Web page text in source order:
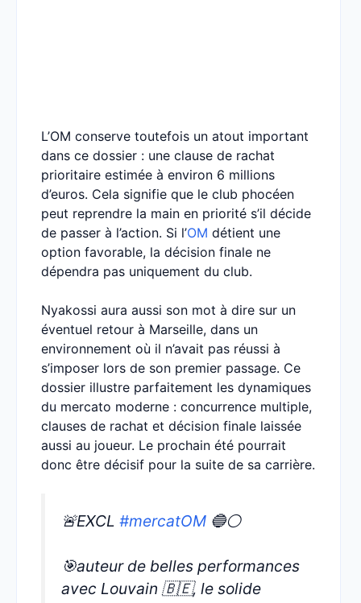
L’OM conserve toutefois un atout important
dans ce dossier : une clause de rachat
prioritaire estimée à environ 6 millions
d’euros. Cela signifie que le club phocéen
peut reprendre la main en priorité s’il décide
de passer à l’action. Si l’OM détient une
option favorable, la décision finale ne
dépendra pas uniquement du club.
Nyakossi aura aussi son mot à dire sur un
éventuel retour à Marseille, dans un
environnement où il n’avait pas réussi à
s’imposer lors de son premier passage. Ce
dossier illustre parfaitement les dynamiques
du mercato moderne : concurrence multiple,
clauses de rachat et décision finale laissée
aussi au joueur. Le prochain été pourrait
donc être décisif pour la suite de sa carrière.
🚨EXCL #mercatOM 🔵⚪️
🎯auteur de belles performances
avec Louvain 🇧🇪, le solide